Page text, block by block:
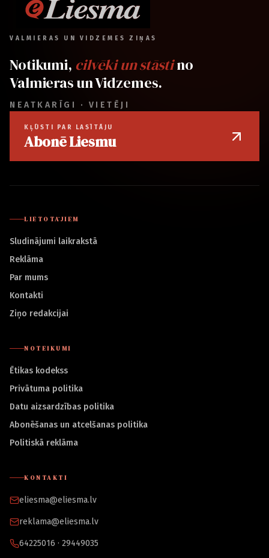
VALMIERAS UN VIDZEMES ZIŅAS
Notikumi, cilvēki un stāstino
Valmieras un Vidzemes.
NEATKARĪGI · VIETĒJI
KĻŪSTI PAR LASĪTĀJU
Abonē Liesmu
LIETOTĀJIEM
Sludinājumi laikrakstā
Reklāma
Par mums
Kontakti
Ziņo redakcijai
NOTEIKUMI
Ētikas kodekss
Privātuma politika
Datu aizsardzības politika
Abonēšanas un atcelšanas politika
Politiskā reklāma
KONTAKTI
eliesma@eliesma.lv
reklama@eliesma.lv
64225016 · 29449035